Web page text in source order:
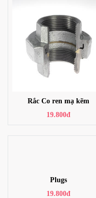
Rắc Co ren mạ kẽm
19.800đ
Plugs
19.800đ